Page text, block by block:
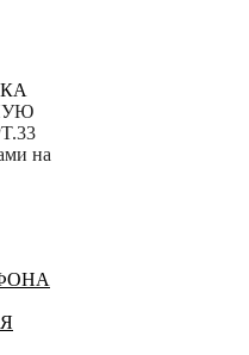
УЮ
T.33
ми на